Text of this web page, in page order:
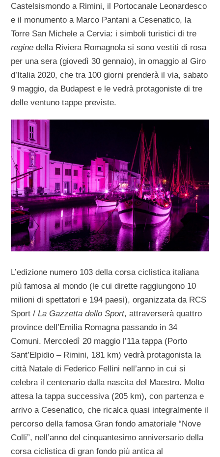
Castelsismondo a Rimini, il Portocanale Leonardesco
e il monumento a Marco Pantani a Cesenatico, la
Torre San Michele a Cervia: i simboli turistici di tre
regine della Riviera Romagnola si sono vestiti di rosa
per una sera (giovedì 30 gennaio), in omaggio al Giro
d’Italia 2020, che tra 100 giorni prenderà il via, sabato
9 maggio, da Budapest e le vedrà protagoniste di tre
delle ventuno tappe previste.
L’edizione numero 103 della corsa ciclistica italiana
più famosa al mondo (le cui dirette raggiungono 10
milioni di spettatori e 194 paesi), organizzata da RCS
Sport /La Gazzetta dello Sport, attraverserà quattro
province dell’Emilia Romagna passando in 34
Comuni. Mercoledì 20 maggio l’11a tappa (Porto
Sant’Elpidio – Rimini, 181 km) vedrà protagonista la
città Natale di Federico Fellini nell’anno in cui si
celebra il centenario dalla nascita del Maestro. Molto
attesa la tappa successiva (205 km), con partenza e
arrivo a Cesenatico, che ricalca quasi integralmente il
percorso della famosa Gran fondo amatoriale “Nove
Colli”, nell’anno del cinquantesimo anniversario della
corsa ciclistica di gran fondo più antica al